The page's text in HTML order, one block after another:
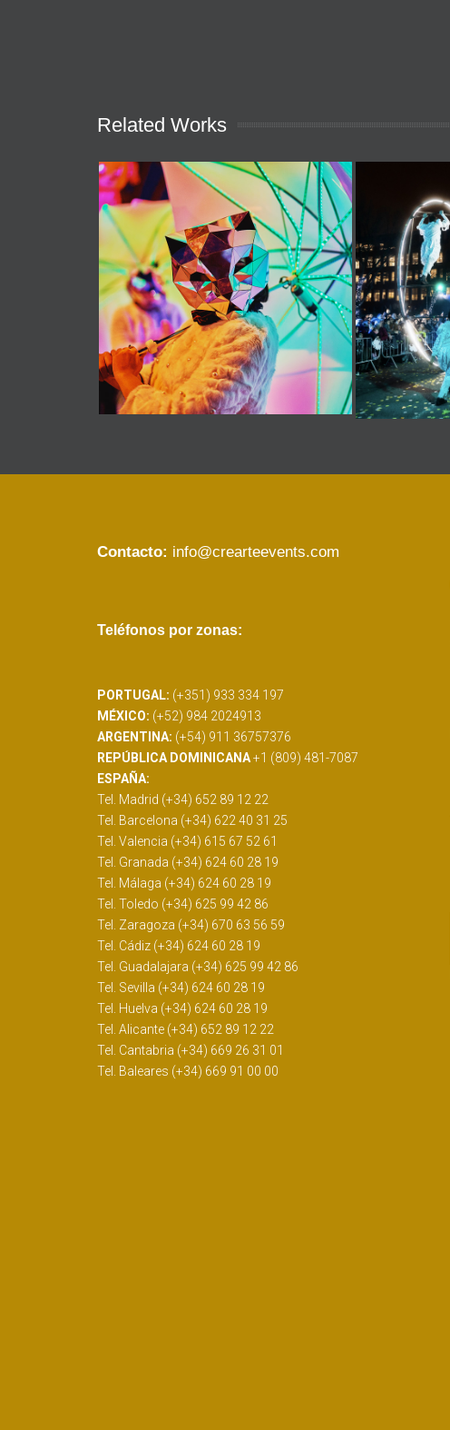
Related Works
Contacto: info@crearteevents.com
Teléfonos por zonas:
PORTUGAL: (+351) 933 334 197
MÉXICO: (+52) 984 2024913
ARGENTINA: (+54) 911 36757376
REPÚBLICA DOMINICANA+1 (809) 481-7087
ESPAÑA:
Tel. Madrid (+34) 652 89 12 22
Tel. Barcelona (+34) 622 40 31 25
Tel. Valencia (+34) 615 67 52 61
Tel. Granada (+34) 624 60 28 19
Tel. Málaga (+34) 624 60 28 19
Tel. Toledo (+34) 625 99 42 86
Tel. Zaragoza (+34) 670 63 56 59
Tel. Cádiz (+34) 624 60 28 19
Tel. Guadalajara (+34) 625 99 42 86
Tel. Sevilla (+34) 624 60 28 19
Tel. Huelva (+34) 624 60 28 19
Tel. Alicante (+34) 652 89 12 22
Tel. Cantabria (+34) 669 26 31 01
Tel. Baleares (+34) 669 91 00 00